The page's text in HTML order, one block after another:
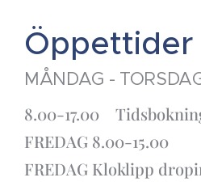
Öppettider
MÅNDAG -
8.00-17.00
FREDAG 8.00-15.00
FREDAG Kloklipp